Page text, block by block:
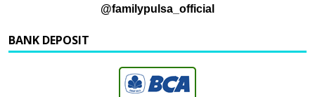
@familypulsa_official
BANK DEPOSIT